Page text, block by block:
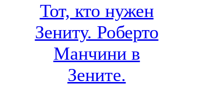
Тот, кто нужен
Зениту. Роберто
Манчини в
Зените.